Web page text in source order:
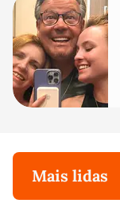
Mais lidas